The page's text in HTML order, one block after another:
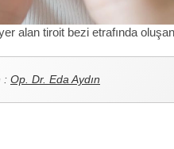
alan tiroit bezi etrafında
: Op. Dr. Eda Aydın